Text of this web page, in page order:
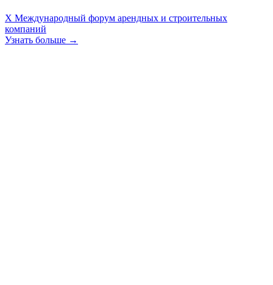
X Международный форум арендных и строительных
компаний
Узнать больше →